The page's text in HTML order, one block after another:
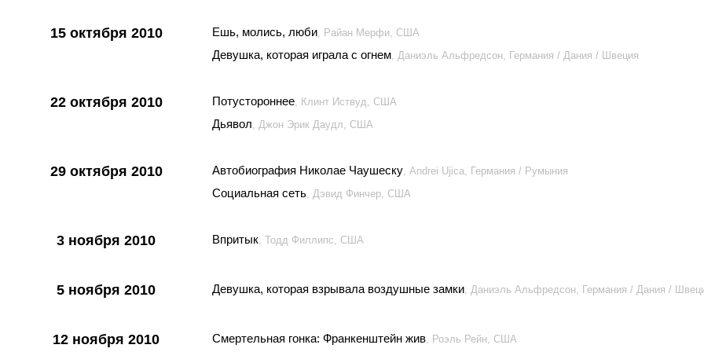
15 октября 2010 Ешь, молись, люби, Райан Мерфи, США
Девушка, которая играла с огнем, Даниэль Альфредсон, Германия / Дания / Швеция
22 октября 2010 Потустороннее, Клинт Иствуд, США
Дьявол, Джон Эрик Даудл, США
29 октября 2010 Автобиография Николае Чаушеску, Andrei Ujica, Германия / Румыния
Социальная сеть, Дэвид Финчер, США
3 ноября 2010 Впритык, Тодд Филлипс, США
5 ноября 2010 Девушка, которая взрывала воздушные замки, Даниэль Альфредсон, Германия / Дания /
12 ноября 2010 Смертельная гонка: Франкенштейн жив, Роэль Рейн, США